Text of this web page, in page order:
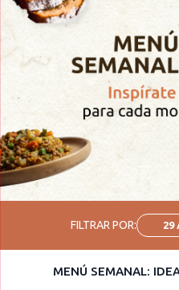
FILTRAR POR: 29
MENÚ SEMANAL: